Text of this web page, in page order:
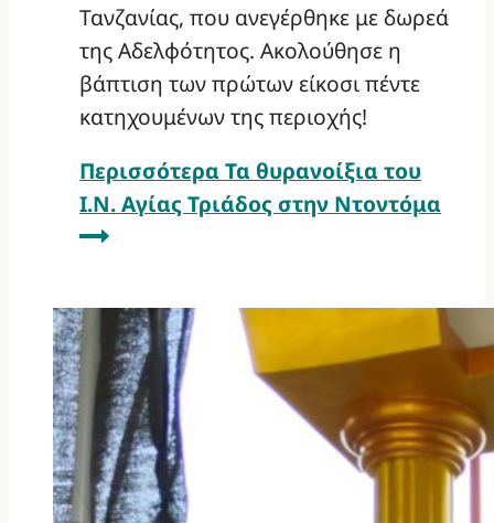
Τανζανίας, που ανεγέρθηκε με δωρεά
της Αδελφότητος. Ακολούθησε η
βάπτιση των πρώτων είκοσι πέντε
κατηχουμένων της περιοχής!
Περισσότερα Τα θυρανοίξια του
Ι.Ν. Αγίας Τριάδος στην Ντοντόμα